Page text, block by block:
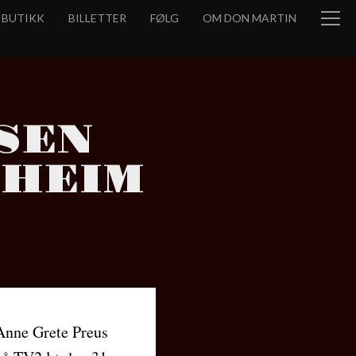
BUTIKK BILLETTER FØLG OM DON MARTIN
Grete Preus